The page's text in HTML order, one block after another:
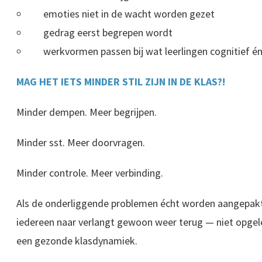
emoties niet in de wacht worden gezet
gedrag eerst begrepen wordt
werkvormen passen bij wat leerlingen cognitief
MAG HET IETS MINDER STIL ZIJN IN DE KLAS?!
Minder dempen. Meer begrijpen.
Minder sst. Meer doorvragen.
Minder controle. Meer verbinding.
Als de onderliggende problemen écht worden
iedereen naar verlangt gewoon weer terug — niet
een gezonde klasdynamiek.